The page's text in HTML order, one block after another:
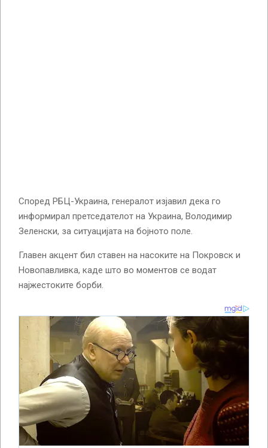
Според РБЦ-Украина, генералот изјавил дека го
информирал претседателот на Украина, Володимир
Зеленски, за ситуацијата на бојното поле.
Главен акцент бил ставен на насоките на Покровск и
Новопавливка, каде што во моментов се водат
најжестоките борби.